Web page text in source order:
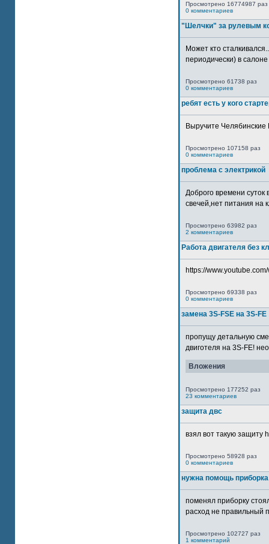
Просмотрено 16774987 раз
0 комментариев
"Шелчки" за рулевым
Может кто
периодически) в
Просмотрено 61738 раз
0 комментариев
ребят есть у кого
Выручите
Просмотрено 107158 раз
0 комментариев
проблема с электрикой
Доброго времени суток
свечей,нет питания на
Просмотрено 63982 раз
2 комментариев
Работа двигателя без
https://
Просмотрено 69338 раз
0 комментариев
замена 3S-FSE на 3S-FE
пропущу детальную
двиготеля на 3S-FE!
Вложения
Просмотрено 177252 раз
23 комментариев
защита двс
взял вот такую защиту
Просмотрено 58928 раз
0 комментариев
нужна помощь
поменял приборку
расход не правильный
Просмотрено 102727 раз
1 комментарий